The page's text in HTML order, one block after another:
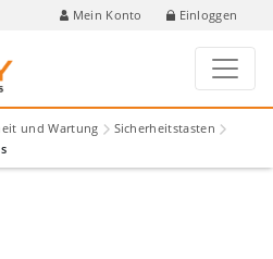
Mein Konto Einloggen
und Wartung
Sicherheitstasten